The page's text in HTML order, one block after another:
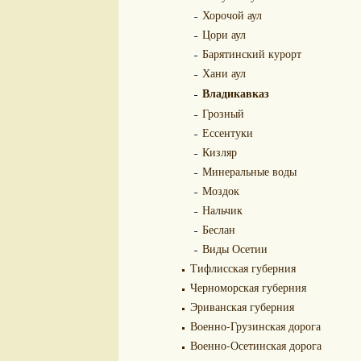
Хорочой аул
Цори аул
Барятинский курорт
Хани аул
Владикавказ
Грозный
Ессентуки
Кизляр
Минеральные воды
Моздок
Нальчик
Беслан
Виды Осетии
Тифлисская губерния
Черноморская губерния
Эриванская губерния
Военно-Грузинская дорога
Военно-Осетинская дорога